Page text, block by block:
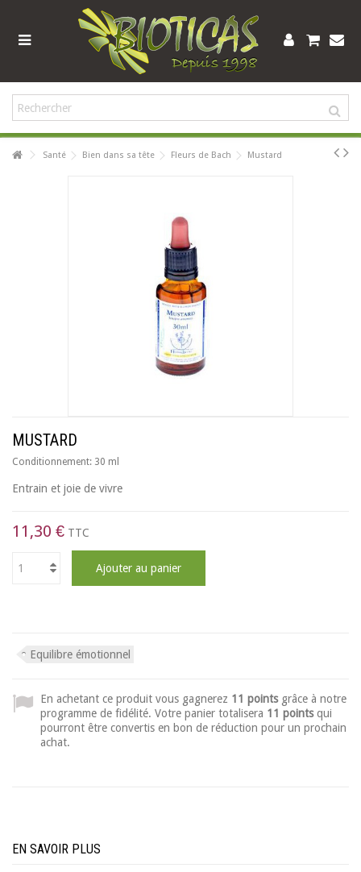
Santé Bien dans sa tête Fleurs de Bach Mustard
MUSTARD
Conditionnement: 30 ml
Entrain et joie de vivre
11,30 € TTC
Ajouter au panier
Equilibre émotionnel
En achetant ce produit vous gagnerez 11 pointsgrâce à notre
programme de fidélité. Votre panier totalisera 11 pointsqui
pourront être convertis en bon de réduction pour un prochain
achat.
EN SAVOIR PLUS